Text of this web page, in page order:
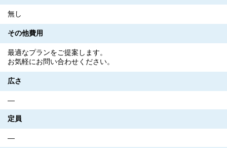
無し
その他費用
最適なプランをご提案します。
お気軽にお問い合わせください。
広さ
―
定員
―